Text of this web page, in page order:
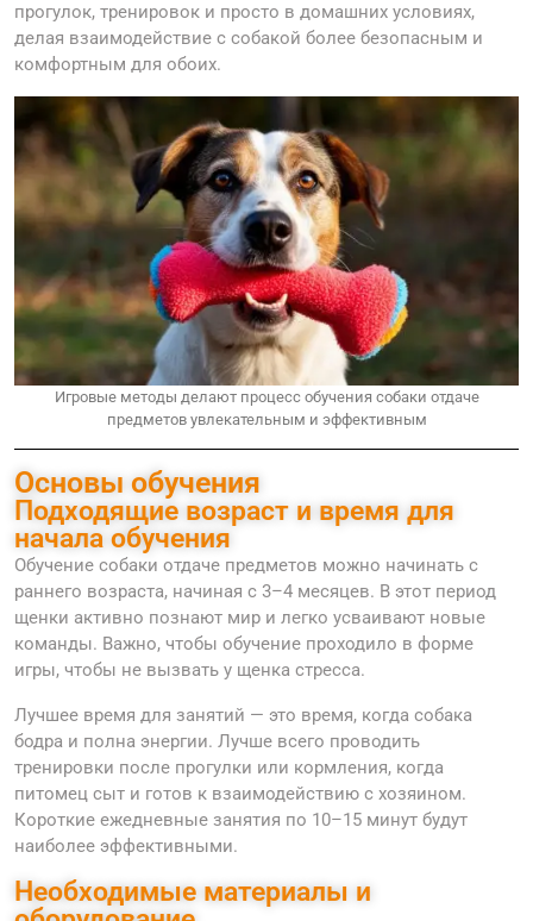
прогулок, тренировок и просто в домашних условиях,
делая взаимодействие с собакой более безопасным и
комфортным для обоих.
Игровые методы делают процесс обучения собаки отдаче
предметов увлекательным и эффективным
Основы обучения
Подходящие возраст и время для
начала обучения
Обучение собаки отдаче предметов можно начинать с
раннего возраста, начиная с 3–4 месяцев. В этот период
щенки активно познают мир и легко усваивают новые
команды. Важно, чтобы обучение проходило в форме
игры, чтобы не вызвать у щенка стресса.
Лучшее время для занятий — это время, когда собака
бодра и полна энергии. Лучше всего проводить
тренировки после прогулки или кормления, когда
питомец сыт и готов к взаимодействию с хозяином.
Короткие ежедневные занятия по 10–15 минут будут
наиболее эффективными.
Необходимые материалы и